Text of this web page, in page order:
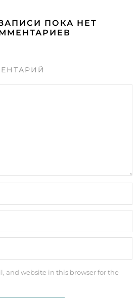
ПОКА НЕТ
and website in this browser for the